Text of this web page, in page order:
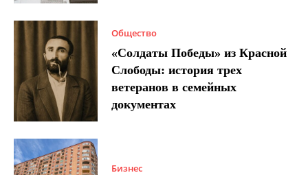
Общество
«Солдаты Победы» из Красной
Слободы: история трех
ветеранов в семейных
документах
Бизнес